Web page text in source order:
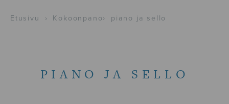
Etusivu › Kokoonpano› piano ja sello
PIANO JA SELLO